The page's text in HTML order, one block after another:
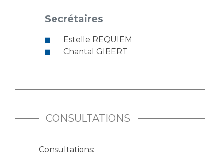
Qualité
Documents utiles
Secrétaires
Estelle REQUIEM
Chantal GIBERT
CONSULTATIONS
Consultations: